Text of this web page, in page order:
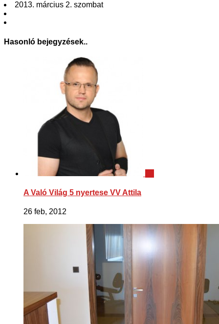
2013. március 2. szombat
Hasonló bejegyzések..
A Való Világ 5 nyertese VV Attila
26 feb, 2012